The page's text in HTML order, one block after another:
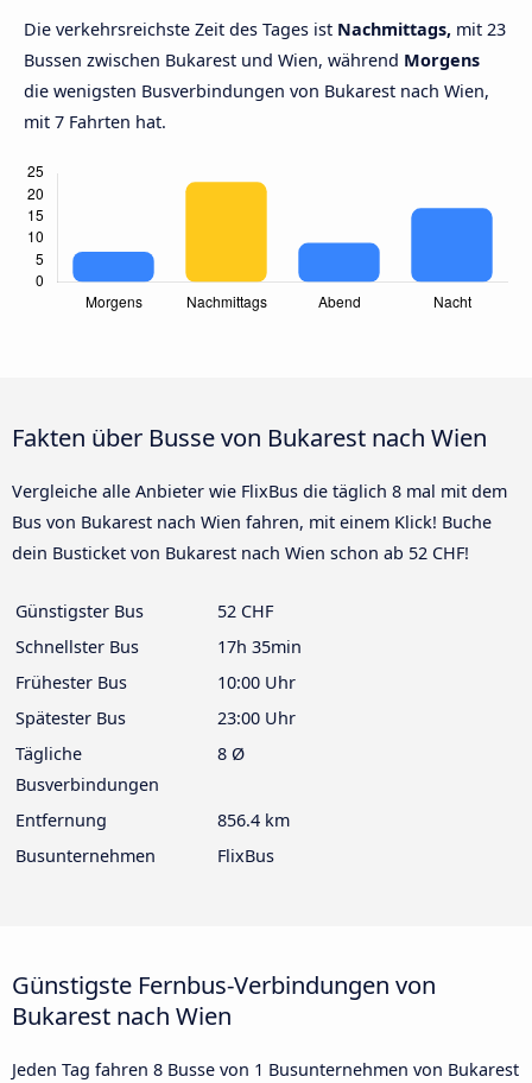
Die verkehrsreichste Zeit des Tages ist Nachmittags, mit 23
Bussen zwischen Bukarest und Wien, während Morgens
die wenigsten Busverbindungen von Bukarest nach Wien,
mit 7 Fahrten hat.
Fakten über Busse von Bukarest nach Wien
Vergleiche alle Anbieter wie FlixBus die täglich 8 mal mit dem
Bus von Bukarest nach Wien fahren, mit einem Klick! Buche
dein Busticket von Bukarest nach Wien schon ab 52 CHF!
Günstigster Bus
52 CHF
Schnellster Bus
17h 35min
Frühester Bus
10:00 Uhr
Spätester Bus
23:00 Uhr
Tägliche
Busverbindungen
8 Ø
Entfernung
856.4 km
Busunternehmen
FlixBus
Günstigste Fernbus-Verbindungen von
Bukarest nach Wien
Jeden Tag fahren 8 Busse von 1 Busunternehmen von Bukarest